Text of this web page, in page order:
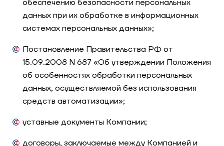
обеспечению безопасности персональных
данных при их обработке в информационных
системах персональных данных»;
Постановление Правительства РФ от
15.09.2008 N 687 «Об утверждении Положения
об особенностях обработки персональных
данных, осуществляемой без использования
средств автоматизации»;
уставные документы Компании;
договоры, заключаемые между Компанией и